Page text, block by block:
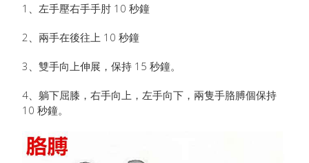
1、左手壓右手手肘 10 秒鐘
2、兩手在後往上 10 秒鐘
3、雙手向上伸展，保持 15 秒鐘。
4、躺下屈膝，右手向上，​​左手向下，兩隻手胳膊個保持
10 秒鐘。